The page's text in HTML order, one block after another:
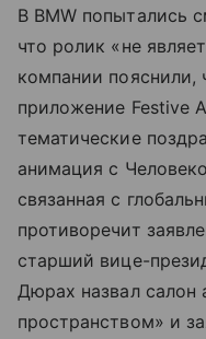
В BMW попытались
что ролик «не
компании пояснили,
приложение Festive
тематические
анимация с
связанная с
противоречит
старший вице-
Дюрах назвал
пространством» и